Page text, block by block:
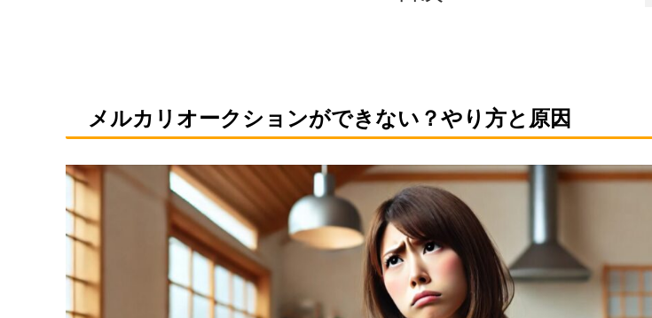
メルカリオークションができない？やり方と原因